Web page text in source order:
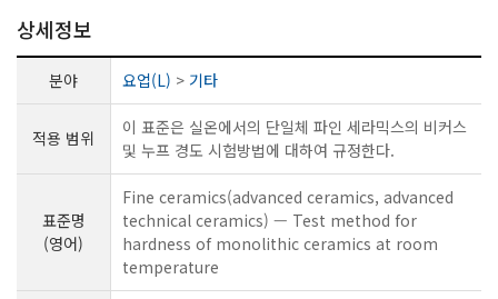
상세정보
분야 요업(L) > 기타
적용 범위
이 표준은 실온에서의 단일체 파인 세라믹스의 비커스
및 누프 경도 시험방법에 대하여 규정한다.
표준명
(영어)
Fine ceramics(advanced ceramics, advanced
technical ceramics) — Test method for
hardness of monolithic ceramics at room
temperature